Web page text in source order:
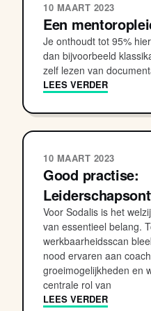
10 MAART 2023
Een
Je onthoudt tot 95%
dan bijvoorbeeld
zelf lezen van
LEES VERDER
10 MAART 2023
Good practise:
Voor Sodalis is het
van essentieel belang.
werkbaarheidsscan
nood ervaren aan
groeimogelijkheden en
centrale rol van
LEES VERDER